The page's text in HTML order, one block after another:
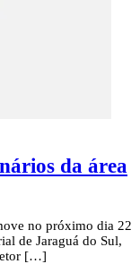
da área
no próximo dia 22
de Jaraguá do Sul,
[…]